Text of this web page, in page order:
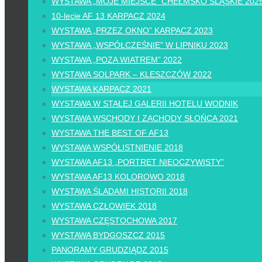
10-lecie AF 13 KARPACZ 2024
WYSTAWA „PRZEZ OKNO” KARPACZ 2023
WYSTAWA „WSPÓŁCZEŚNIE” W LIPNIKU 2023
WYSTAWA „POZA WIATREM” 2022
WYSTAWA SOLPARK – KLESZCZÓW 2022
WYSTAWA KARPACZ 2021
WYSTAWA W STAŁEJ GALERII HOTELU WODNIK
WYSTAWA WSCHODY I ZACHODY SŁOŃCA 2021
WYSTAWA THE BEST OF AF13
WYSTAWA WSPÓŁISTNIENIE 2018
WYSTAWA AF13 „PORTRET NIEOCZYWISTY”
WYSTAWA AF13 KOLOROWO 2018
WYSTAWA ŚLADAMI HISTORII 2018
WYSTAWA CZŁOWIEK 2018
WYSTAWA CZĘSTOCHOWA 2017
WYSTAWA BYDGOSZCZ 2015
PANORAMY GRUDZIĄDZ 2015